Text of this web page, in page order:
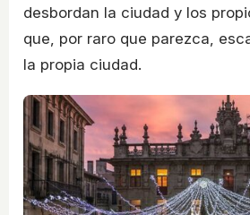
desbordan la ciudad y los
que, por raro que parezca,
la propia ciudad.